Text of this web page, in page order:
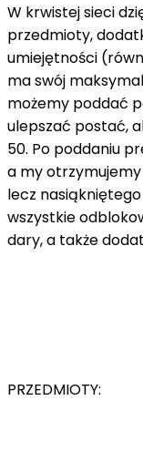
W krwistej sieci
przedmioty,
umiejętności
ma swój
możemy poddać
ulepszać postać,
50. Po poddaniu
a my
lecz nasiąkniętego
wszystkie
dary, a także
PRZEDMIOTY: